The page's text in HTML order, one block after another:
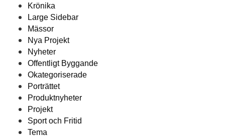
Krönika
Large Sidebar
Mässor
Nya Projekt
Nyheter
Offentligt Byggande
Okategoriserade
Porträttet
Produktnyheter
Projekt
Sport och Fritid
Tema